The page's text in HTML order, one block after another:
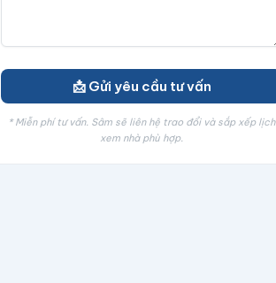
📩 Gửi yêu cầu tư vấn
* Miễn phí tư vấn. Sâm sẽ liên hệ trao đổi và sắp xếp lịch
xem nhà phù hợp.